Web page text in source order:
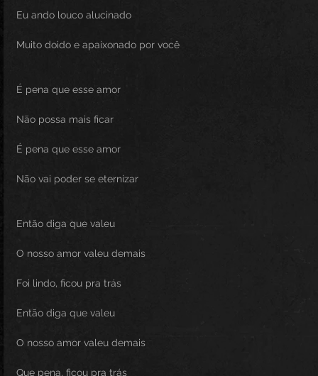
Eu ando louco alucinado
Muito doido e apaixonado por você
É pena que esse amor
Não possa mais ficar
É pena que esse amor
Não vai poder se eternizar
Então diga que valeu
O nosso amor valeu demais
Foi lindo, ficou pra trás
Então diga que valeu
O nosso amor valeu demais
Que pena, ficou pra trás